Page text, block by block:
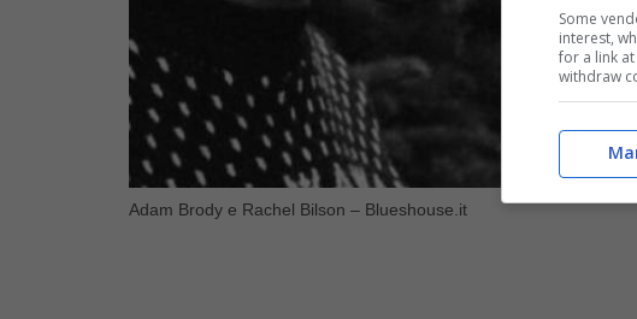
Adam Brody e Rachel Bilson – Blueshouse.it
Some
interest,
for a link
withdraw